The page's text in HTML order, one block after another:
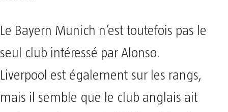
Le Bayern Munich n’est toutefois pas le
seul club intéressé par Alonso.
Liverpool est également sur les rangs,
mais il semble que le club anglais ait